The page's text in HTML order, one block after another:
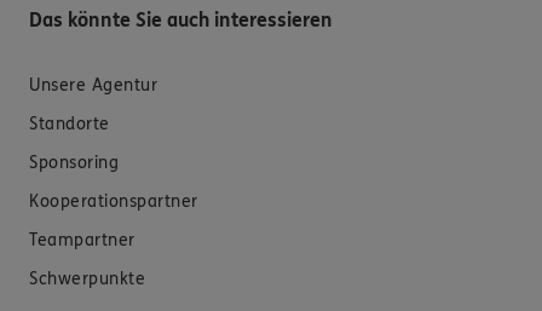
Das könnte Sie auch interessieren
Unsere Agentur
Standorte
Sponsoring
Kooperationspartner
Teampartner
Schwerpunkte